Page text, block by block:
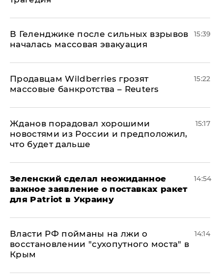
В Геленджике после сильных взрывов
началась массовая эвакуация
15:39
Продавцам Wildberries грозят
массовые банкротства – Reuters
15:22
Жданов порадовал хорошими
новостями из России и предположил,
что будет дальше
15:17
Зеленский сделал неожиданное
важное заявление о поставках ракет
для Patriot в Украину
14:54
Власти РФ пойманы на лжи о
восстановлении "сухопутного моста" в
Крым
14:14